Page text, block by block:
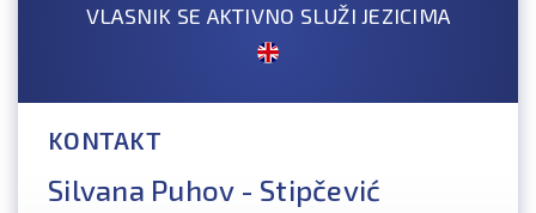
VLASNIK SE AKTIVNO SLUŽI JEZICIMA
KONTAKT
Silvana Puhov - Stipčević